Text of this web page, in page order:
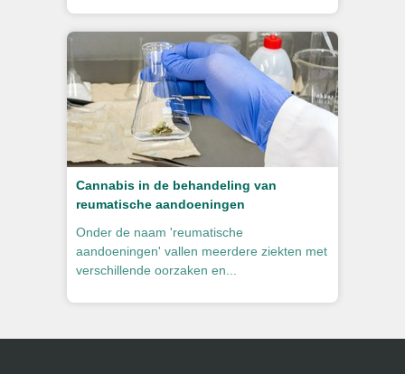
Cannabis in de behandeling van
reumatische aandoeningen
Onder de naam 'reumatische
aandoeningen' vallen meerdere ziekten met
verschillende oorzaken en...